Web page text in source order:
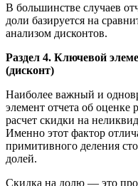
В большинстве случаев
доли базируется на
анализом дисконтов.
Раздел 4. Ключевой
(дисконт)
Наиболее важный и
элемент отчета об
расчет скидки на
Именно этот фактор
примитивного деления
долей.
Скидка на долю — это